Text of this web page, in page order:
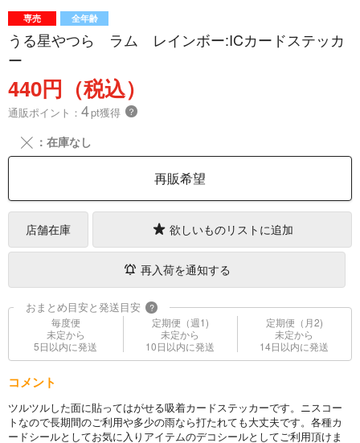
専売 全年齢
うる星やつら ラム レインボー:ICカードステッカ
ー
440円（税込）
通販ポイント： 4pt獲得 ？
╳ ：在庫なし
再販希望
店舗在庫 欲しいものリストに追加
再入荷を通知する
おまとめ目安と発送目安 ?
毎度便
未定から
5日以内に発送
定期便（週1)
未定から
10日以内に発送
定期便（月2)
未定から
14日以内に発送
コメント
ツルツルした面に貼ってはがせる吸着カードステッカーです。ニスコー
トなので長期間のご利用や多少の雨なら打たれても大丈夫です。各種カ
ードシールとしてお気に入りアイテムのデコシールとしてご利用頂けま